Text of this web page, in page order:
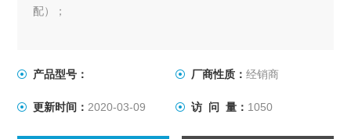
配）；
产品型号： 厂商性质： 经销商
更新时间： 2020-03-09 访 问 量： 1050